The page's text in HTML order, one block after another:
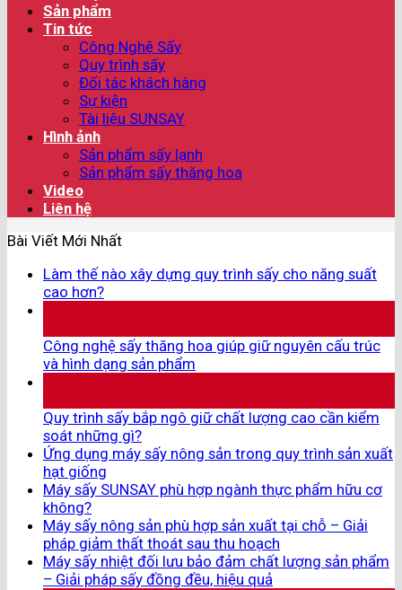
Sản phẩm
Tin tức
Công Nghệ Sấy
Quy trình sấy
Đối tác khách hàng
Sự kiện
Tài liệu SUNSAY
Hình ảnh
Sản phẩm sấy lạnh
Sản phẩm sấy thăng hoa
Video
Liên hệ
Bài Viết Mới Nhất
Làm thế nào xây dựng quy trình sấy cho năng suất
cao hơn?
Công nghệ sấy thăng hoa giúp giữ nguyên cấu trúc
và hình dạng sản phẩm
Quy trình sấy bắp ngô giữ chất lượng cao cần kiểm
soát những gì?
Ứng dụng máy sấy nông sản trong quy trình sản xuất
hạt giống
Máy sấy SUNSAY phù hợp ngành thực phẩm hữu cơ
không?
Máy sấy nông sản phù hợp sản xuất tại chỗ – Giải
pháp giảm thất thoát sau thu hoạch
Máy sấy nhiệt đối lưu bảo đảm chất lượng sản phẩm
– Giải pháp sấy đồng đều, hiệu quả